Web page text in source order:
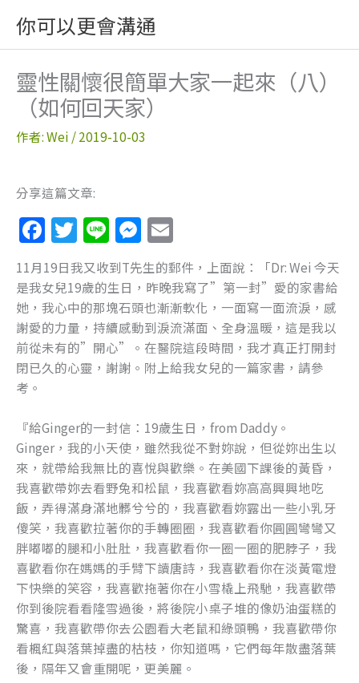
主
你可以更會溝通
靈性關懷很簡單大家一起來（八）
（如何回天家）
作者:Wei /2019-10-03
分享這篇文章:
F
a
c
e
b
o
o
T
w
itt
er
Li
n
e
M
e
ss
e
n
g
er
m
ai
l
11月19日我又收到T先生的郵件，上面說：「Dr: Wei 今天
是我女兒19歲的生日，昨晚我寫了”第一封”愛的家書給
她，我心中的那塊石頭也漸漸軟化，一面寫一面流淚，感
謝愛的力量，持續感動到淚流滿面、全身溫暖，這是我以
前從未有的”開心”。在醫院這段時間，我才真正打開封
閉已久的心靈，謝謝。附上給我女兒的一篇家書，請參
考。
『給Ginger的一封信：19歲生日，from Daddy。
Ginger，我的小天使，雖然我從不對妳說，但從妳出生以
來，就帶給我無比的喜悅與歡樂。在美國下課後的黃昏，
我喜歡帶妳去看野兔和松鼠，我喜歡看妳高高興興地吃
飯，弄得滿身滿地髒兮兮的，我喜歡看妳露出一些小乳牙
傻笑，我喜歡拉著你的手轉圈圈，我喜歡看你圓圓彎彎又
胖嘟嘟的腿和小肚肚，我喜歡看你一圈一圈的肥脖子，我
喜歡看你在媽媽的手臂下讀唐詩，我喜歡看你在淡黃電燈
下快樂的笑容，我喜歡拖著你在小雪橇上飛馳，我喜歡帶
你到後院看看隆雪過後，將後院小桌子堆的像奶油蛋糕的
驚喜，我喜歡帶你去公園看大老鼠和綠頭鴨，我喜歡帶你
看楓紅與落葉掉盡的枯枝，你知道嗎，它們每年散盡落葉
後，隔年又會重開呢，更美麗。